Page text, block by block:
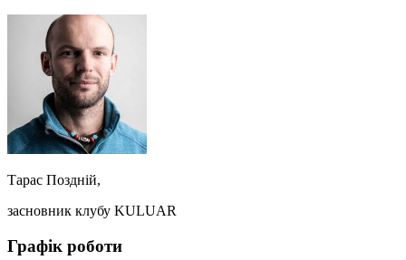
Тарас Поздній,
засновник клубу KULUAR
Графік роботи